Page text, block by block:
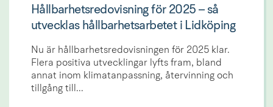
Hållbarhetsredovisning för 2025 – så
utvecklas hållbarhetsarbetet i Lidköping
Nu är hållbarhetsredovisningen för 2025 klar.
Flera positiva utvecklingar lyfts fram, bland
annat inom klimatanpassning, återvinning och
tillgång till...